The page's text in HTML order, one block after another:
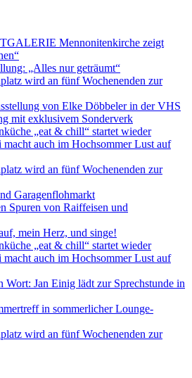
Mennonitenkirche zeigt
„Alles nur geträumt“
wird an fünf Wochenenden zur
von Elke Döbbeler in der VHS
mit exklusivem Sonderverk
„eat & chill“ startet wieder
auch im Hochsommer Lust auf
wird an fünf Wochenenden zur
Garagenflohmarkt
Spuren von Raiffeisen und
mein Herz, und singe!
„eat & chill“ startet wieder
auch im Hochsommer Lust auf
Wort: Jan Einig lädt zur Sprechstunde in
in sommerlicher Lounge-
wird an fünf Wochenenden zur